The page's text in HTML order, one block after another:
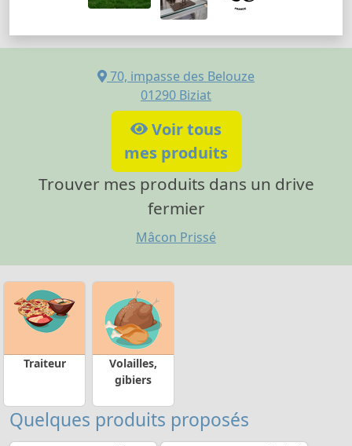
70, impasse des Belouze
01290 Biziat
Voir tous
mes produits
Trouver mes produits dans un drive
fermier
Mâcon Prissé
Traiteur
Volailles,
gibiers
Quelques produits proposés